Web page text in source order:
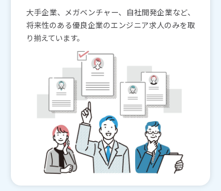
大手企業、メガベンチャー、自社開発企業など、
将来性のある優良企業のエンジニア求人のみを取
り揃えています。